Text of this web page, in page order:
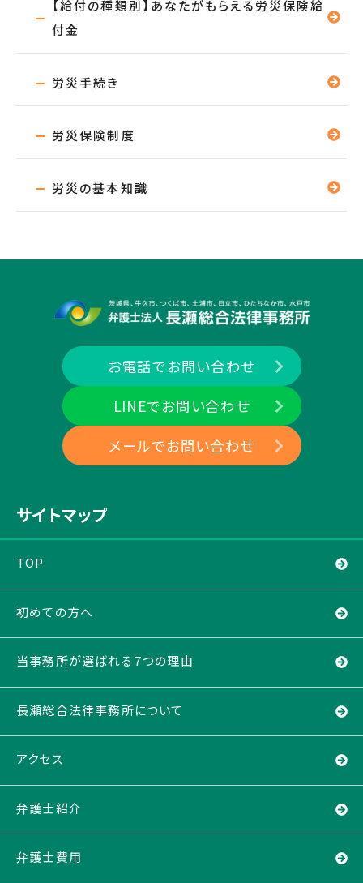
【給付の種類別】あなたがもらえる労災保険給
付金
労災手続き
労災保険制度
労災の基本知識
お電話でお問い合わせ
LINEでお問い合わせ
メールでお問い合わせ
サイトマップ
TOP
初めての方へ
当事務所が選ばれる７つの理由
長瀬総合法律事務所について
アクセス
弁護士紹介
弁護士費用